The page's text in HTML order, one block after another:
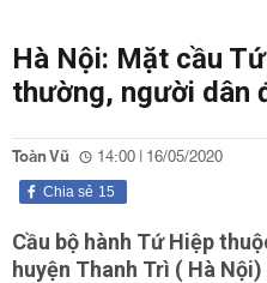
Hà Nội: Mặt cầu
thường, người dân
Toàn Vũ 14:00 | 16/05/2020
15
Chia sẻ
Cầu bộ hành Tứ Hiệp
huyện Thanh Trì ( Hà